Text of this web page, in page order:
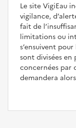
Le site VigiEau
vigilance,
fait de
limitations ou
s’ensuivent
sont divisées en
concernées par
demandera